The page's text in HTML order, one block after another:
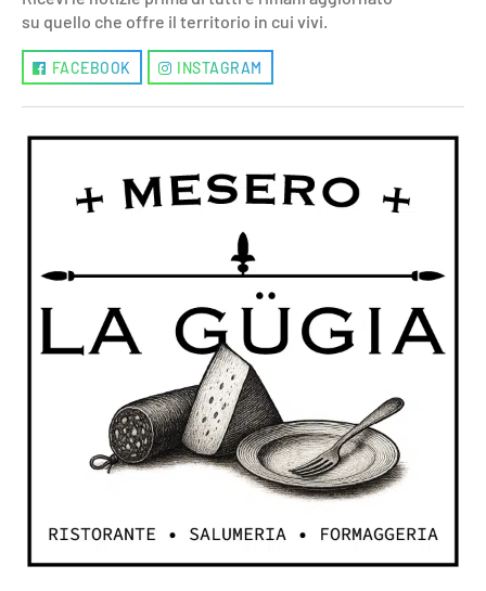
su quello che offre il territorio in cui vivi.
FACEBOOK INSTAGRAM